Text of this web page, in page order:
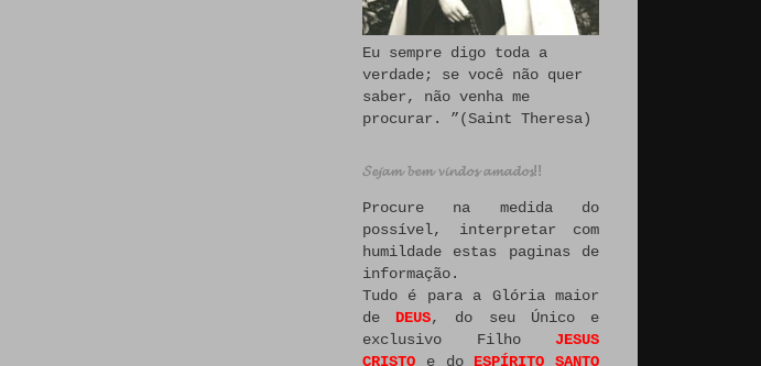
Eu sempre digo toda a
verdade; se você não quer
saber, não venha me
procurar. ”(Saint Theresa)
𝓢𝓮𝓳𝓪𝓶 𝓫𝓮𝓶 𝓿𝓲𝓷𝓭𝓸𝓼 𝓪𝓶𝓪𝓭𝓸𝓼!!
Procure na medida do
possível, interpretar com
humildade estas paginas de
informação.
Tudo é para a Glória maior
de DEUS, do seu Único e
exclusivo Filho JESUS
CRISTO e do ESPÍRITO SANTO